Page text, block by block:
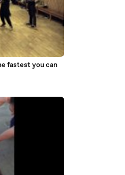
fastest you can